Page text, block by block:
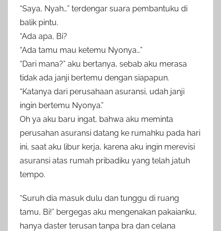
“Saya, Nyah…” terdengar suara pembantuku di
balik pintu.
“Ada apa, Bi?
“Ada tamu mau ketemu Nyonya…”
“Dari mana?” aku bertanya, sebab aku merasa
tidak ada janji bertemu dengan siapapun.
“Katanya dari perusahaan asuransi, udah janji
ingin bertemu Nyonya.”
Oh ya aku baru ingat, bahwa aku meminta
perusahan asuransi datang ke rumahku pada hari
ini, saat aku libur kerja, karena aku ingin merevisi
asuransi atas rumah pribadiku yang telah jatuh
tempo.
“Suruh dia masuk dulu dan tunggu di ruang
tamu, Bi!” bergegas aku mengenakan pakaianku,
hanya daster terusan tanpa bra dan celana